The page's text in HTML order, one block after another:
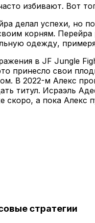
избивают. Вот
делал успехи, но
корням. Перейра
одежду,
в JF Jungle
принесло свои
В 2022-м Алекс
титул. Исраэль
скоро, а пока Алекс
стратегии